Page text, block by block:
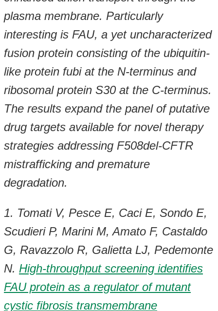
plasma membrane. Particularly
interesting is FAU, a yet uncharacterized
fusion protein consisting of the ubiquitin-
like protein fubi at the N-terminus and
ribosomal protein S30 at the C-terminus.
The results expand the panel of putative
drug targets available for novel therapy
strategies addressing F508del-CFTR
mistrafficking and premature
degradation.
1. Tomati V, Pesce E, Caci E, Sondo E,
Scudieri P, Marini M, Amato F, Castaldo
G, Ravazzolo R, Galietta LJ, Pedemonte
N. High-throughput screening identifies
FAU protein as a regulator of mutant
cystic fibrosis transmembrane